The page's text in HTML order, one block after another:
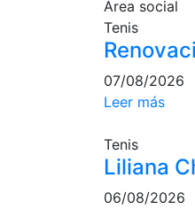
Área social
Tenis
07/08/2026
Leer más
Tenis
Liliana
06/08/2026